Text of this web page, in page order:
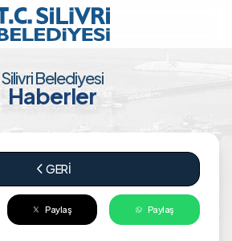
Silivri Belediyesi
Haberler
arrow_back_ios_new GERİ
Paylaş Paylaş